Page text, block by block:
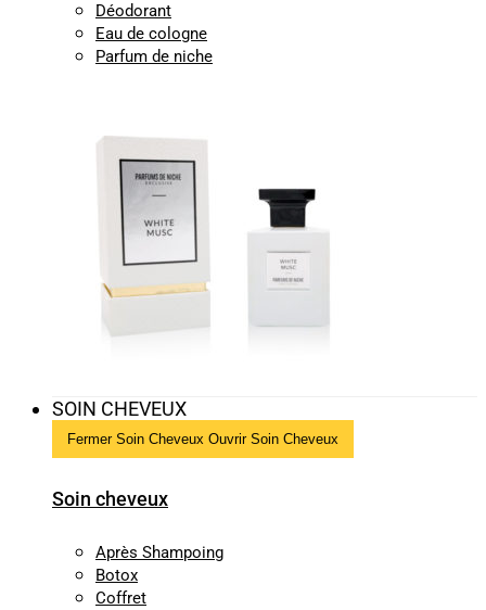
Déodorant
Eau de cologne
Parfum de niche
SOIN CHEVEUX
Fermer Soin Cheveux Ouvrir Soin Cheveux
Soin cheveux
Après Shampoing
Botox
Coffret